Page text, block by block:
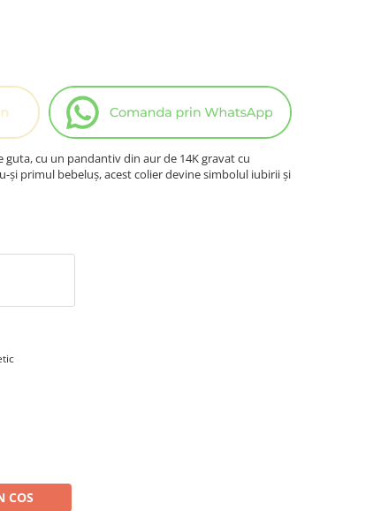
cu un pandantiv din aur de 14K gravat cu
și primul bebeluș, acest colier devine simbolul iubirii și
COS